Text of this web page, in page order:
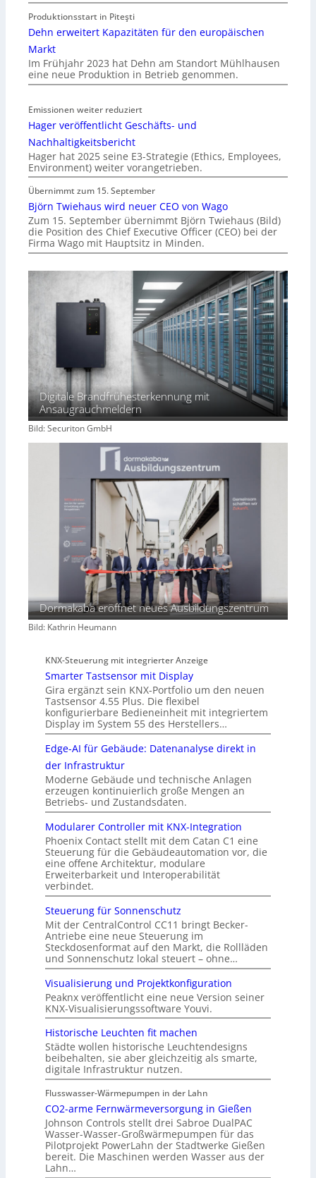
Produktionsstart in Piteşti
Dehn erweitert Kapazitäten für den europäischen
Markt
Im Frühjahr 2023 hat Dehn am Standort Mühlhausen
eine neue Produktion in Betrieb genommen.
Emissionen weiter reduziert
Hager veröffentlicht Geschäfts- und
Nachhaltigkeitsbericht
Hager hat 2025 seine E3-Strategie (Ethics, Employees,
Environment) weiter vorangetrieben.
Übernimmt zum 15. September
Björn Twiehaus wird neuer CEO von Wago
Zum 15. September übernimmt Björn Twiehaus (Bild)
die Position des Chief Executive Officer (CEO) bei der
Firma Wago mit Hauptsitz in Minden.
Digitale Brandfrühesterkennung mit
Ansaugrauchmeldern
Bild: Securiton GmbH
Dormakaba eröffnet neues Ausbildungszentrum
Bild: Kathrin Heumann
KNX-Steuerung mit integrierter Anzeige
Smarter Tastsensor mit Display
Gira ergänzt sein KNX-Portfolio um den neuen
Tastsensor 4.55 Plus. Die flexibel
konfigurierbare Bedieneinheit mit integriertem
Display im System 55 des Herstellers…
Edge-AI für Gebäude: Datenanalyse direkt in
der Infrastruktur
Moderne Gebäude und technische Anlagen
erzeugen kontinuierlich große Mengen an
Betriebs- und Zustandsdaten.
Modularer Controller mit KNX-Integration
Phoenix Contact stellt mit dem Catan C1 eine
Steuerung für die Gebäudeautomation vor, die
eine offene Architektur, modulare
Erweiterbarkeit und Interoperabilität
verbindet.
Steuerung für Sonnenschutz
Mit der CentralControl CC11 bringt Becker-
Antriebe eine neue Steuerung im
Steckdosenformat auf den Markt, die Rollläden
und Sonnenschutz lokal steuert – ohne…
Visualisierung und Projektkonfiguration
Peaknx veröffentlicht eine neue Version seiner
KNX-Visualisierungssoftware Youvi.
Historische Leuchten fit machen
Städte wollen historische Leuchtendesigns
beibehalten, sie aber gleichzeitig als smarte,
digitale Infrastruktur nutzen.
Flusswasser-Wärmepumpen in der Lahn
CO2-arme Fernwärmeversorgung in Gießen
Johnson Controls stellt drei Sabroe DualPAC
Wasser-Wasser-Großwärmepumpen für das
Pilotprojekt PowerLahn der Stadtwerke Gießen
bereit. Die Maschinen werden Wasser aus der
Lahn…